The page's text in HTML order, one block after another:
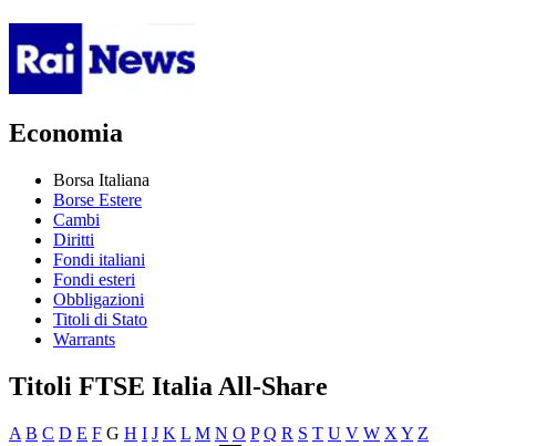
Economia
Borsa Italiana
Borse Estere
Cambi
Diritti
Fondi italiani
Fondi esteri
Obbligazioni
Titoli di Stato
Warrants
Titoli FTSE Italia All-Share
A B C D E F G H I J K L M N O P Q R S T U V W X Y Z